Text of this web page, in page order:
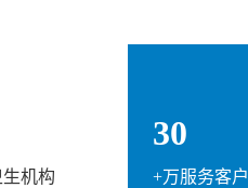
机构
30
+万服务客户